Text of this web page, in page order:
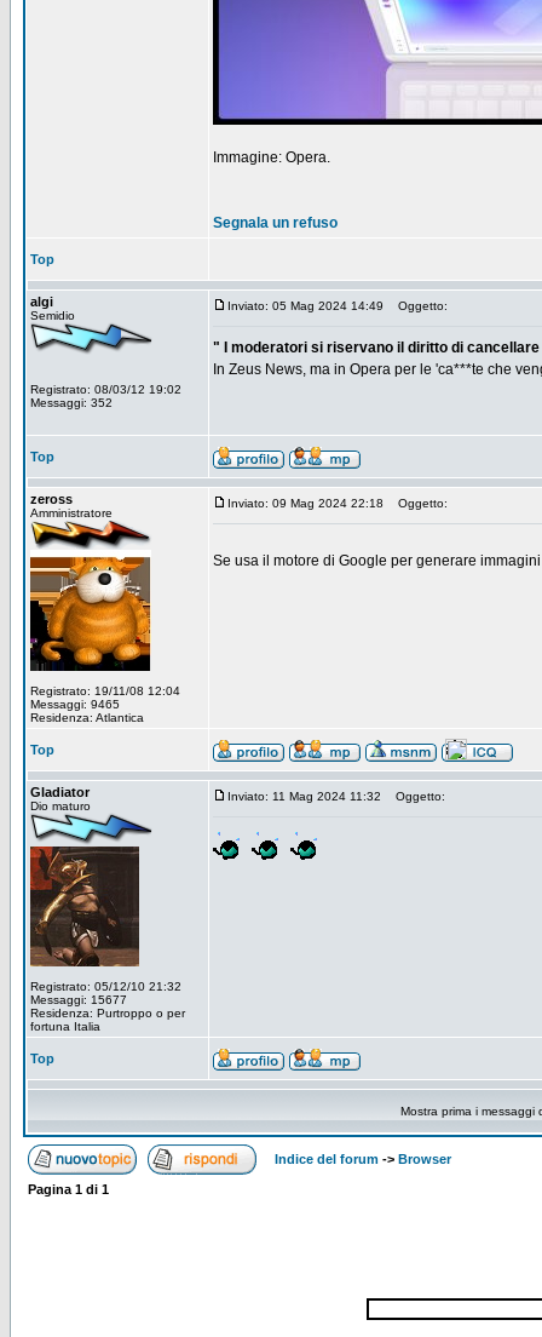
Immagine: Opera.
Segnala un refuso
Top
algi
Semidio
Registrato: 08/03/12 19:02
Messaggi: 352
Inviato: 05 Mag 2024 14:49 Oggetto:
" I moderatori si riservano il diritto di
In Zeus News, ma in Opera per le 'ca***te che
Top
zeross
Amministratore
Registrato: 19/11/08 12:04
Messaggi: 9465
Residenza: Atlantica
Inviato: 09 Mag 2024 22:18 Oggetto:
Se usa il motore di Google per generare
Top
Gladiator
Dio maturo
Registrato: 05/12/10 21:32
Messaggi: 15677
Residenza: Purtroppo o per
fortuna Italia
Inviato: 11 Mag 2024 11:32 Oggetto:
Top
Mostra prima i messaggi
Indice del forum -> Browser
Pagina 1 di 1